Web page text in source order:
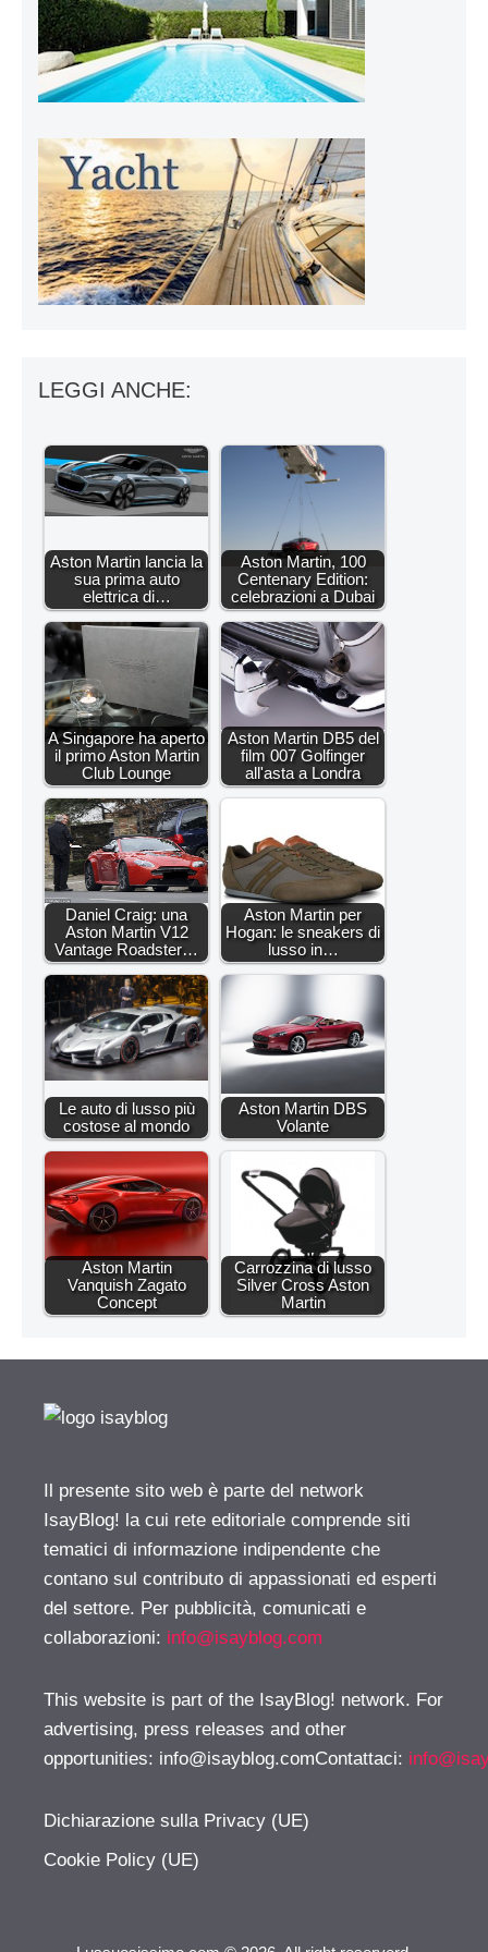
LEGGI ANCHE:
Aston Martin lancia la
sua prima auto
elettrica di…
Aston Martin, 100
Centenary Edition:
celebrazioni a Dubai
A Singapore ha aperto
il primo Aston Martin
Club Lounge
Aston Martin DB5 del
film 007 Golfinger
all'asta a Londra
Daniel Craig: una
Aston Martin V12
Vantage Roadster…
Aston Martin per
Hogan: le sneakers di
lusso in…
Le auto di lusso più
costose al mondo
Aston Martin DBS
Volante
Aston Martin
Vanquish Zagato
Concept
Carrozzina di lusso
Silver Cross Aston
Martin
Il presente sito web è parte del network
IsayBlog! la cui rete editoriale comprende siti
tematici di informazione indipendente che
contano sul contributo di appassionati ed esperti
del settore. Per pubblicità, comunicati e
collaborazioni: info@isayblog.com
This website is part of the IsayBlog! network. For
advertising, press releases and other
opportunities: info@isayblog.comContattaci:
Dichiarazione sulla Privacy (UE)
Cookie Policy (UE)